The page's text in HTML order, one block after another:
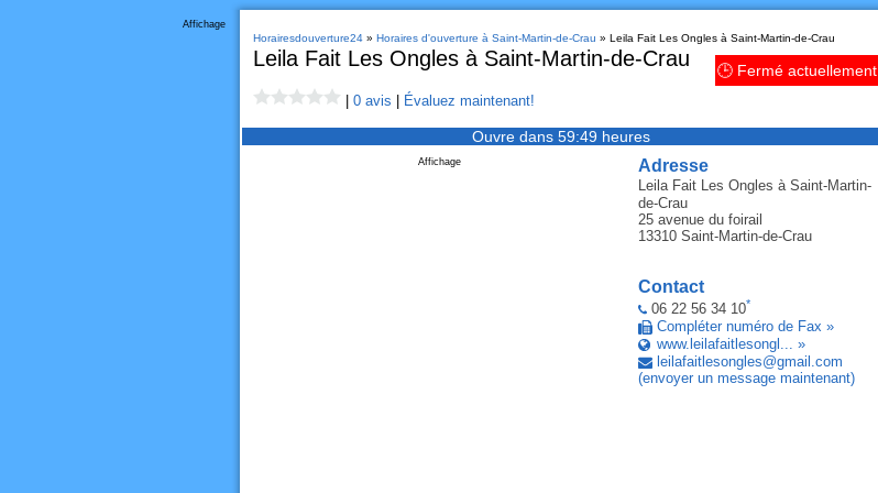
Affichage
Horairesdouverture24» Horaires d'ouverture à Saint-Martin-de-Crau » Leila Fait Les Ongles à Saint-Martin-de-Crau
Leila Fait Les Ongles à Saint-Martin-de-Crau 🕒 Fermé actuellement
0 avis Évaluez maintenant!
Ouvre dans 59:49 heures
Adresse
Leila Fait Les Ongles à Saint-Martin-
de-Crau
25 avenue du foirail
13310 Saint-Martin-de-Crau
Contact
06 22 56 34 10*
Compléter numéro de Fax »
www.leilafaitlesongl... »
leilafaitlesongles@gmail .com
(envoyer un message maintenant)
Affichage